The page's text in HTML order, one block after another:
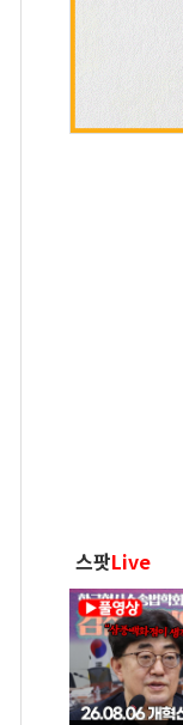
스팟Live